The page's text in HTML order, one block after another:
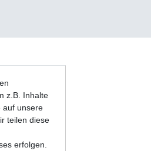
z.B. Inhalte
auf unsere
teilen diese
erfolgen.